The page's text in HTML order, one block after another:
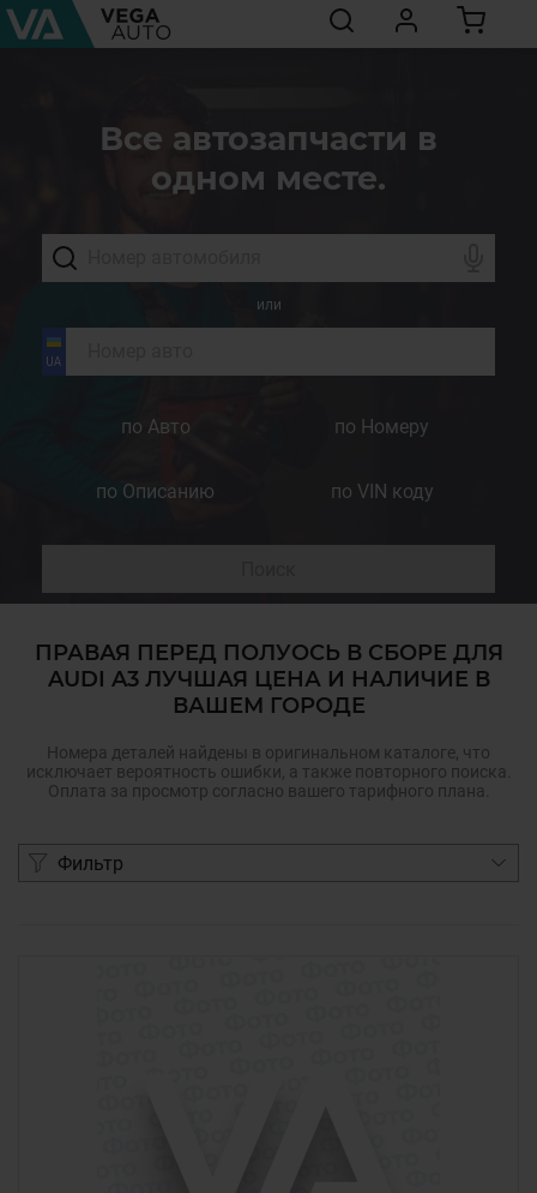
Все автозапчасти в
одном месте.
или
по Авто по Номеру
по Описанию по VIN коду
ПРАВАЯ ПЕРЕД ПОЛУОСЬ В СБОРЕ ДЛЯ
AUDI A3 ЛУЧШАЯ ЦЕНА И НАЛИЧИЕ В
ВАШЕМ ГОРОДЕ
Номера деталей найдены в оригинальном каталоге, что
исключает вероятность ошибки, а также повторного поиска.
Оплата за просмотр согласно вашего тарифного плана.
Фильтр